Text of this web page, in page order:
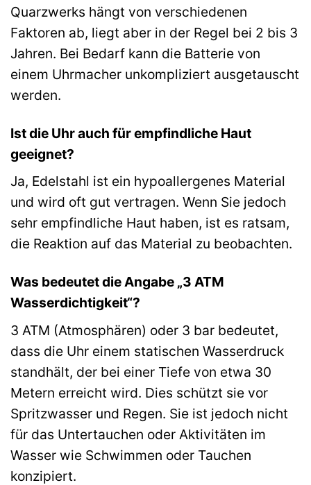
Quarzwerks hängt von verschiedenen
Faktoren ab, liegt aber in der Regel bei 2 bis 3
Jahren. Bei Bedarf kann die Batterie von
einem Uhrmacher unkompliziert ausgetauscht
werden.
Ist die Uhr auch für empfindliche Haut
geeignet?
Ja, Edelstahl ist ein hypoallergenes Material
und wird oft gut vertragen. Wenn Sie jedoch
sehr empfindliche Haut haben, ist es ratsam,
die Reaktion auf das Material zu beobachten.
Was bedeutet die Angabe „3 ATM
Wasserdichtigkeit“?
3 ATM (Atmosphären) oder 3 bar bedeutet,
dass die Uhr einem statischen Wasserdruck
standhält, der bei einer Tiefe von etwa 30
Metern erreicht wird. Dies schützt sie vor
Spritzwasser und Regen. Sie ist jedoch nicht
für das Untertauchen oder Aktivitäten im
Wasser wie Schwimmen oder Tauchen
konzipiert.